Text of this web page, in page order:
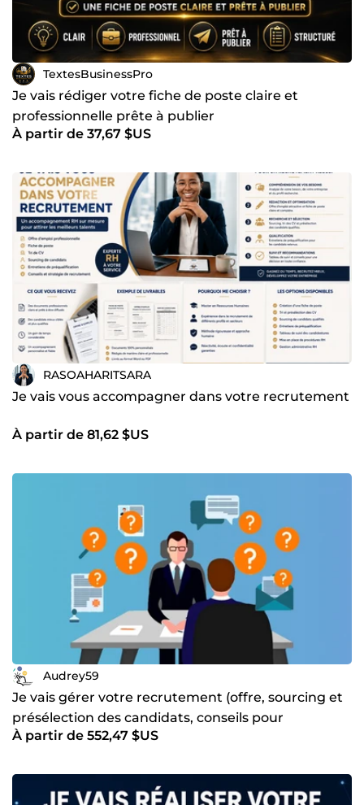
TextesBusinessPro
Je vais rédiger votre fiche de poste claire et
professionnelle prête à publier
À partir de 37,67 $US
RASOAHARITSARA
Je vais vous accompagner dans votre recrutement
À partir de 81,62 $US
Audrey59
Je vais gérer votre recrutement (offre, sourcing et
présélection des candidats, conseils pour
l'entretien)
À partir de 552,47 $US